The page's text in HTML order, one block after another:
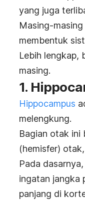
yang juga
Masing-
membentuk
Lebih lengkap,
masing.
1.
Hippocampus
melengkung.
Bagian otak ini
(hemisfer)
Pada
ingatan jangka
panjang di